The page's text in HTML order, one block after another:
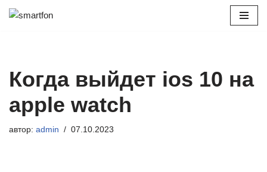
Когда выйдет ios 10 на
apple watch
автор: admin 07.10.2023